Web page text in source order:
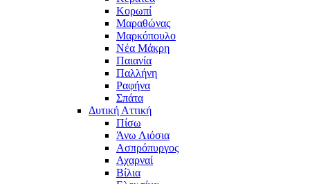
Κορωπί
Μαραθώνας
Μαρκόπουλο
Νέα Μάκρη
Παιανία
Παλλήνη
Ραφήνα
Σπάτα
Δυτική Αττική
Πίσω
Άνω Λιόσια
Ασπρόπυργος
Αχαρναί
Βίλια